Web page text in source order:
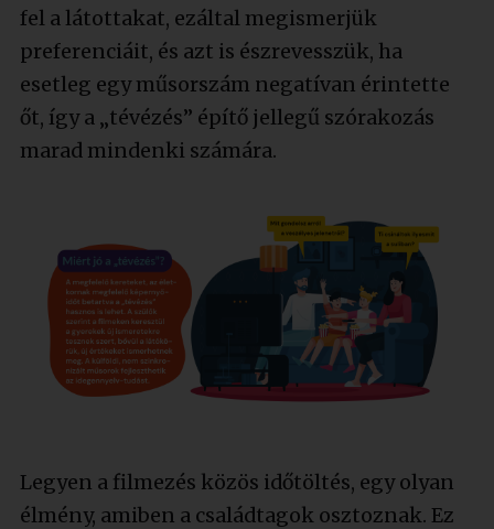
fel a látottakat, ezáltal megismerjük
preferenciáit, és azt is észrevesszük, ha
esetleg egy műsorszám negatívan érintette
őt, így a „tévézés” építő jellegű szórakozás
marad mindenki számára.
Legyen a filmezés közös időtöltés, egy olyan
élmény, amiben a családtagok osztoznak. Ez